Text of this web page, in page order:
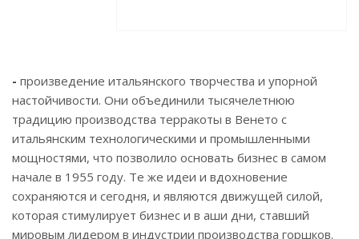
- произведение итальянского творчества и упорной
настойчивости. Они объединили тысячелетнюю
традицию производства терракоты в Венето с
итальянским технологическими и промышленными
мощностями, что позволило основать бизнес в самом
начале в 1955 году. Те же идеи и вдохновение
сохраняются и сегодня, и являются движущей силой,
которая стимулирует бизнес и в аши дни, ставший
мировым лидером в индустрии производства горшков.